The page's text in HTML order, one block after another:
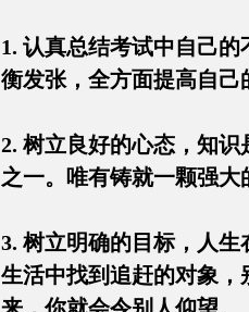
1. 认真总结考试中自己
衡发张，全方面提高自
2. 树立良好的心态，知
之一。唯有铸就一颗强
3. 树立明确的目标，人
生活中找到追赶的对象